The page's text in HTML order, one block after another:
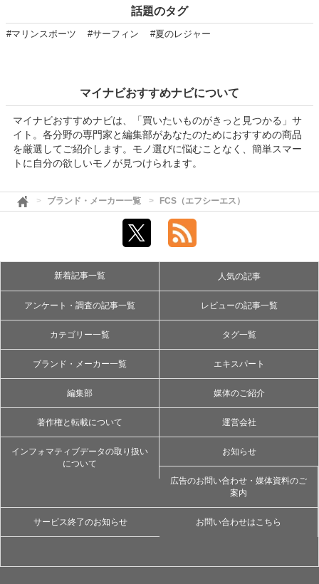
話題のタグ
#マリンスポーツ #サーフィン #夏のレジャー
マイナビおすすめナビについて
マイナビおすすめナビは、「買いたいものがきっと見つかる」サ
イト。各分野の専門家と編集部があなたのためにおすすめの商品
を厳選してご紹介します。モノ選びに悩むことなく、簡単スマー
トに自分の欲しいモノが見つけられます。
ブランド・メーカー一覧 FCS（エフシーエス）
新着記事一覧 人気の記事
アンケート・調査の記事一覧 レビューの記事一覧
カテゴリー一覧 タグ一覧
ブランド・メーカー一覧 エキスパート
編集部 媒体のご紹介
著作権と転載について 運営会社
インフォマティブデータの取り扱い
について
お知らせ
広告のお問い合わせ・媒体資料のご
案内
サービス終了のお知らせ お問い合わせはこちら